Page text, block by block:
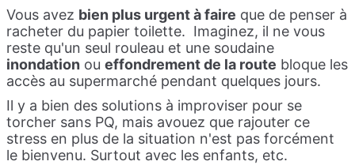
Vous avez bien plus urgent à faire que de penser à
racheter du papier toilette. Imaginez, il ne vous
reste qu'un seul rouleau et une soudaine
inondation ou effondrement de la route bloque les
accès au supermarché pendant quelques jours.
Il y a bien des solutions à improviser pour se
torcher sans PQ, mais avouez que rajouter ce
stress en plus de la situation n'est pas forcément
le bienvenu. Surtout avec les enfants, etc.